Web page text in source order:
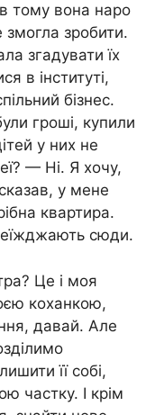
тому вона наро
змогла зробити.
згадувати їх
в інституті,
бізнес.
гроші, купили
у них не
— Ні. Я хочу,
у мене
квартира.
сюди.
Це і моя
коханкою,
давай. Але
її собі,
частку. І крім